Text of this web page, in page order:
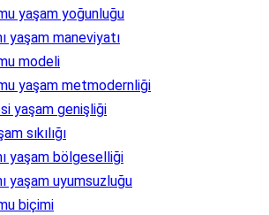
yaşam yoğunluğu
yaşam maneviyatı
modeli
yaşam metmodernliği
yaşam genişliği
sıkılığı
yaşam bölgeselliği
yaşam uyumsuzluğu
biçimi